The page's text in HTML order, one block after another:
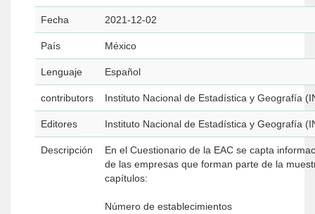
Fecha 2021-12-02
País México
Lenguaje Español
contributors Instituto Nacional de Estadística y Geografía
Editores Instituto Nacional de Estadística y Geografía
Descripción
En el Cuestionario de la EAC se capta
de las empresas que forman parte de la
capítulos:
Número de establecimientos